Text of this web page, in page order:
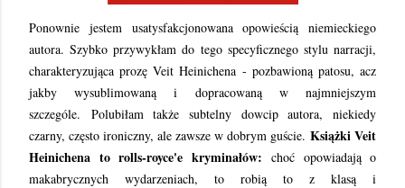
Ponownie jestem usatysfakcjonowana opowieścią niemieckiego
autora. Szybko przywykłam do tego specyficznego stylu narracji,
charakteryzująca prozę Veit Heinichena - pozbawioną patosu, acz
jakby wysublimowaną i dopracowaną w najmniejszym
szczególe. Polubiłam także subtelny dowcip autora, niekiedy
czarny, często ironiczny, ale zawsze w dobrym guście. Książki Veit
Heinichena to rolls-royce'e kryminałów: choć opowiadają o
makabrycznych wydarzeniach, to robią to z klasą i